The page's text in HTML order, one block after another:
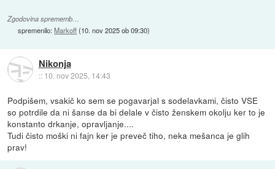
Zgodovina sprememb…
spremenilo:Markoff(10. nov 2025 ob 09:30)
Nikonja
:: 10. nov 2025, 14:43
Podpišem, vsakič ko sem se pogavarjal s sodelavkami, čisto VSE
so potrdile da ni šanse da bi delale v čisto ženskem okolju ker to je
konstanto drkanje, opravljanje....
Tudi čisto moški ni fajn ker je preveč tiho, neka mešanca je glih
prav!